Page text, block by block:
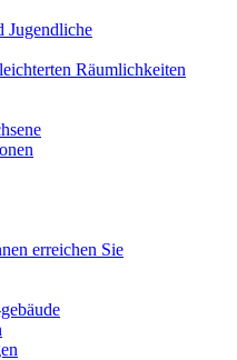
Jugendliche
Räumlichkeiten
erreichen Sie